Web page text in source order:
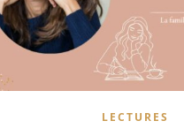
LECTURES